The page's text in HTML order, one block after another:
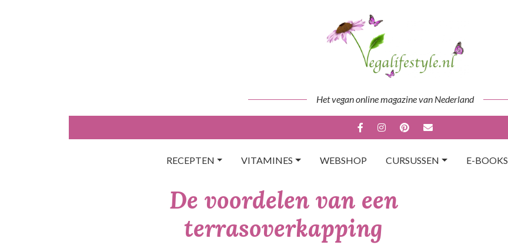
Het vegan online magazine van Nederland
RECEPTEN VITAMINES WEBSHOP CURSUSSEN E-BOOKS
De voordelen van een
terrasoverkapping